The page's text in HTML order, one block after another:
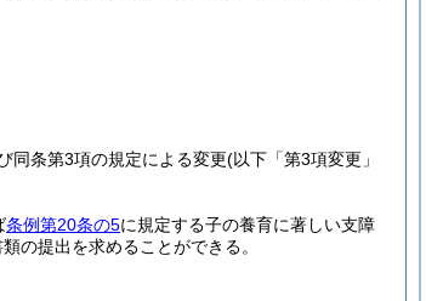
同条第3項の規定による変更(以下「第3項変更」
条例第20条の5に規定する子の養育に著しい支障
の提出を求めることができる。